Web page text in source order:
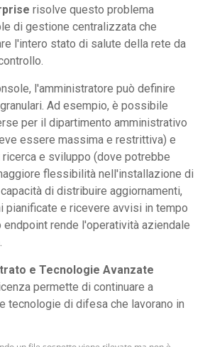
risolve questo problema
di gestione centralizzata che
l'intero stato di salute della rete da
l'amministratore può definire
granulari. Ad esempio, è possibile
per il dipartimento amministrativo
essere massima e restrittiva) e
e sviluppo (dove potrebbe
flessibilità nell'installazione di
di distribuire aggiornamenti,
pianificate e ricevere avvisi in tempo
rende l'operatività aziendale
e Tecnologie Avanzate
permette di continuare a
tecnologie di difesa che lavorano in